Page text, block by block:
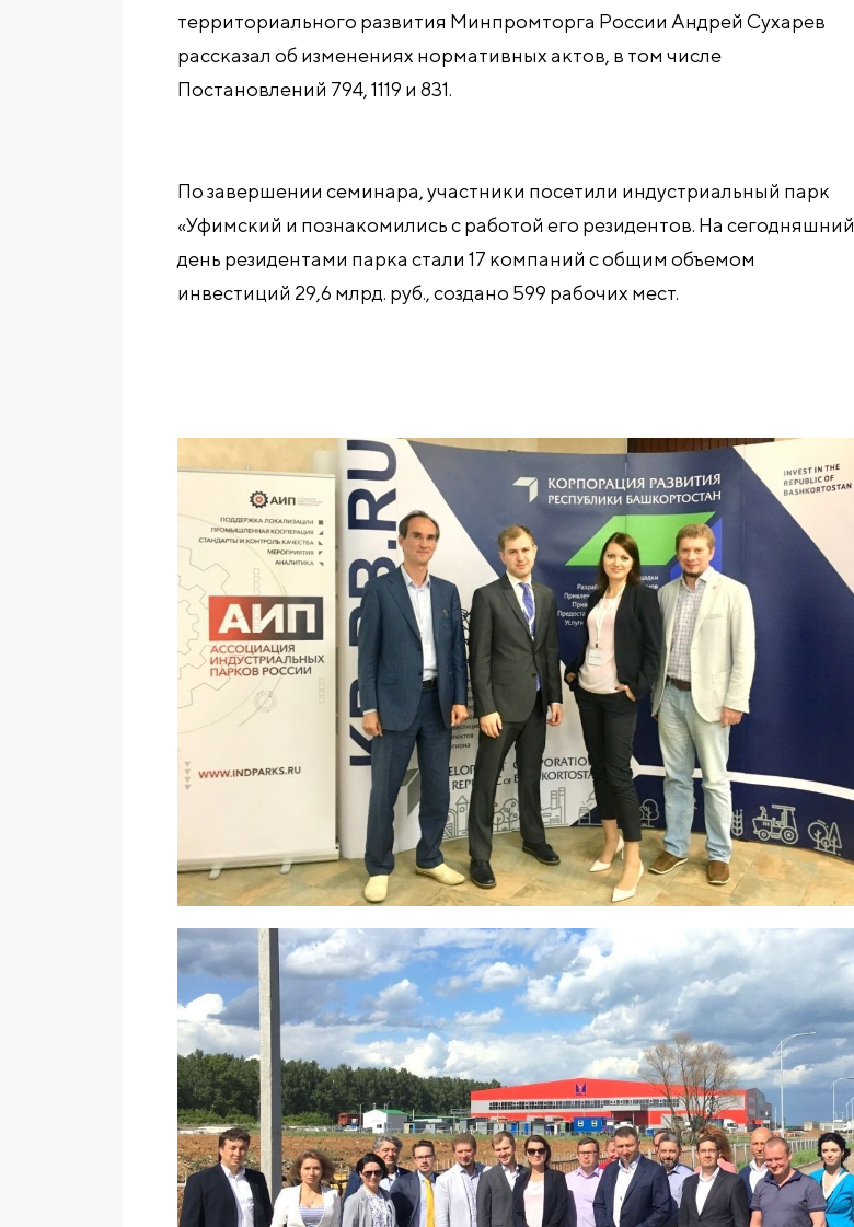
территориального развития Минпромторга России Андрей Сухарев
рассказал об изменениях нормативных актов, в том числе
Постановлений 794, 1119 и 831.
По завершении семинара, участники посетили индустриальный парк
«Уфимский и познакомились с работой его резидентов. На сегодняшний
день резидентами парка стали 17 компаний с общим объемом
инвестиций 29,6 млрд. руб., создано 599 рабочих мест.